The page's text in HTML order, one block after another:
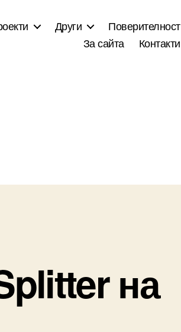
Други
Поверителност
За сайта
Контакти
на